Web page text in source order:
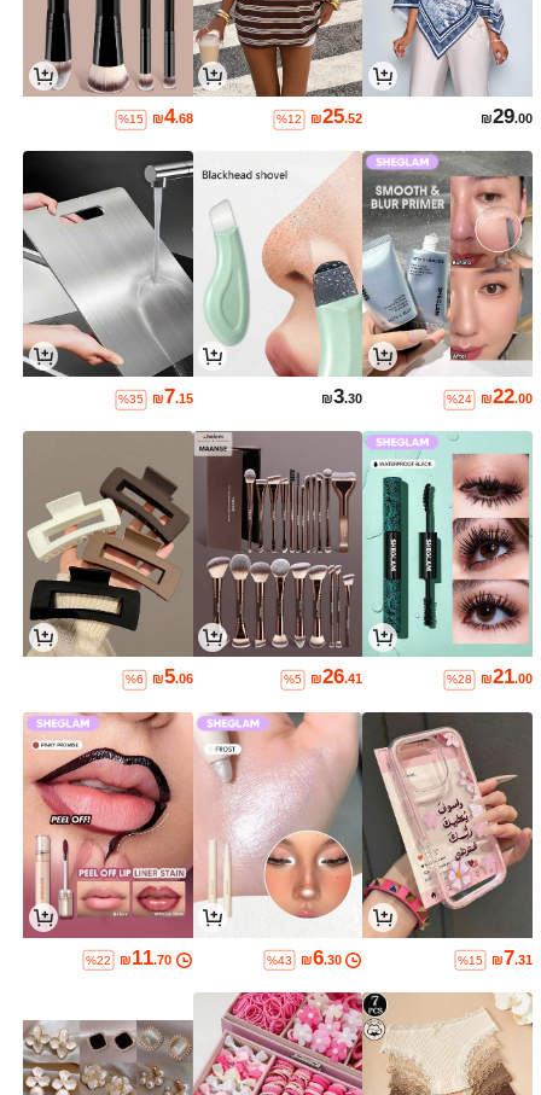
₪29.00
₪25.52
%12
₪4.68
%15
₪22.00
%24
₪3.30
₪7.15
%35
₪21.00
%28
₪26.41
%5
₪5.06
%6
₪7.31
%15
₪6.30
%43
₪11.70
%22